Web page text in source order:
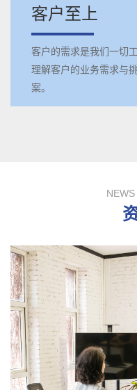
客户至上
客户的需求是我们一切
理解客户的业务需求与
案。